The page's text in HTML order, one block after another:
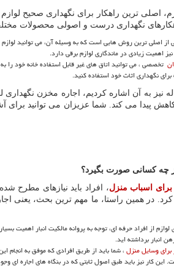
اصلی ترین راهکار برای نگهداری صحیح
نگهداری درست و اصولی محصولات
اصلی ترین روش هایی است که به وسیله آن، می توانید
اهمیت زیادی در ماندگاری لوازم برقی دارد.
تخصصی ، می توانید اتاق های غیر قابل استفاده خانه خود را
نگهداری اثاث خود استفاده کنید.
نیز به آن اشاره کردیم، اجاره مخزن
پیدا می کند. شما عزیزان می توانید برای
چه کسانی صورت بگیرد؟
برای اسباب منزل، افراد باید نیازهای مطرح
کرد. در همین راستا، ما مهم ترین بحث، یعنی
لوازم از افراد حرفه ای، توجه به پروانه مالکیت انبار
انبار برداشته اید.
برای وسایل منزل، شما باید از طریق افرادی که موفق به انجام
این کار نیز باید طبق اصول ثابتی که در بنگاه های اجاره ای